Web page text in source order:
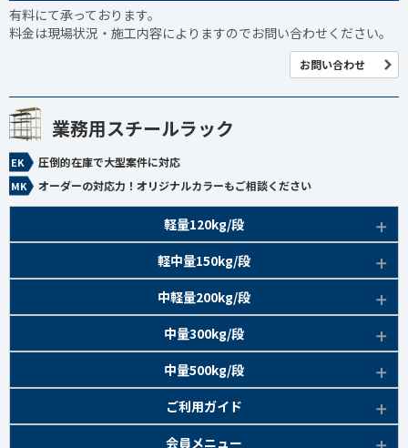
有料にて承っております。
料金は現場状況・施工内容によりますのでお問い合わせください。
お問い合わせ
業務用スチールラック
圧倒的在庫で大型案件に対応
オーダーの対応力！オリジナルカラーもご相談ください
軽量120kg/段
アイボリー、グレー
EK120kg/段アングルボルト 特長
EK120kg/段アングルセミボルト 特長
新セミボルト 特長
軽中量150kg/段
軽中量150kg/段 商品一覧
部材仕様図
中軽量200kg/段
EK200kg/段 商品一覧
部材仕様図
中量300kg/段
アイボリー・グリーン
EK300kg/段 商品一覧
中量500kg/段
アイボリー・グリーンご利用ガイド
検索システムの使い方
会員メニュー